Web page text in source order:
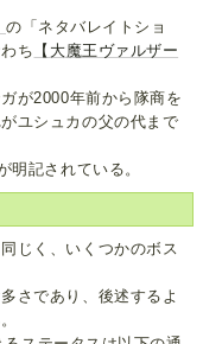
の「ネタバレイトショ
ち 【大魔王ヴァルザー
が2000年前から隊商を
ユシュカの父の代まで
明記されている。
じく、いくつかのボス
さであり、後述するよ